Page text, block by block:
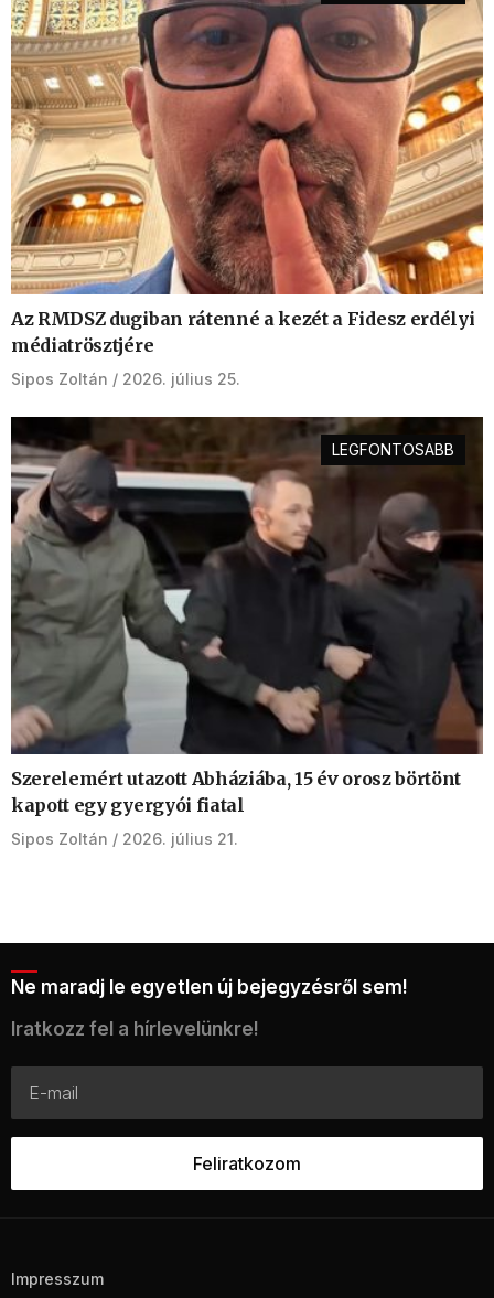
Az RMDSZ dugiban rátenné a kezét a Fidesz erdélyi
médiatrösztjére
Sipos Zoltán 2026. július 25.
LEGFONTOSABB
Szerelemért utazott Abháziába, 15 év orosz börtönt
kapott egy gyergyói fiatal
Sipos Zoltán 2026. július 21.
Ne maradj le egyetlen új bejegyzésről sem!
Iratkozz fel a hírlevelünkre!
Impresszum